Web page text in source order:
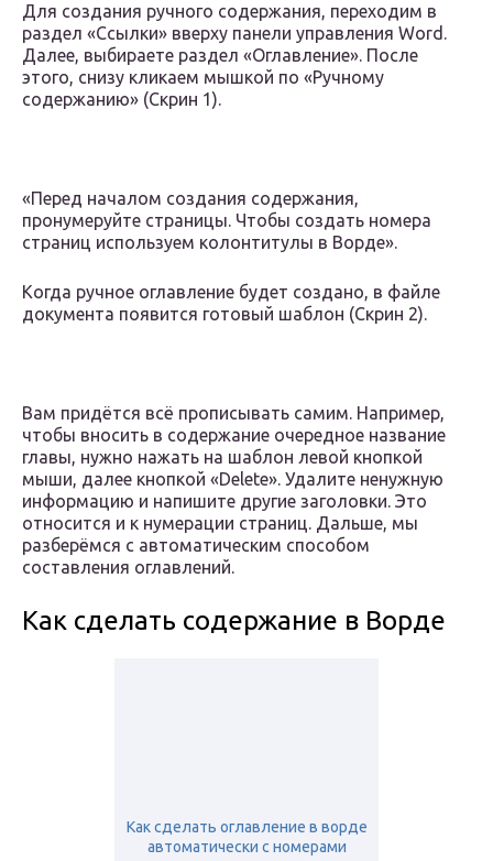
Для создания ручного содержания, переходим в
раздел «Ссылки» вверху панели управления Word.
Далее, выбираете раздел «Оглавление». После
этого, снизу кликаем мышкой по «Ручному
содержанию» (Скрин 1).
«Перед началом создания содержания,
пронумеруйте страницы. Чтобы создать номера
страниц используем колонтитулы в Ворде».
Когда ручное оглавление будет создано, в файле
документа появится готовый шаблон (Скрин 2).
Вам придётся всё прописывать самим. Например,
чтобы вносить в содержание очередное название
главы, нужно нажать на шаблон левой кнопкой
мыши, далее кнопкой «Delete». Удалите ненужную
информацию и напишите другие заголовки. Это
относится и к нумерации страниц. Дальше, мы
разберёмся с автоматическим способом
составления оглавлений.
Как сделать содержание в Ворде
Как сделать оглавление в ворде
автоматически с номерами